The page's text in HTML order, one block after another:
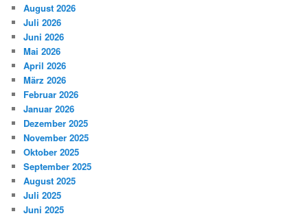
August 2026
Juli 2026
Juni 2026
Mai 2026
April 2026
März 2026
Februar 2026
Januar 2026
Dezember 2025
November 2025
Oktober 2025
September 2025
August 2025
Juli 2025
Juni 2025